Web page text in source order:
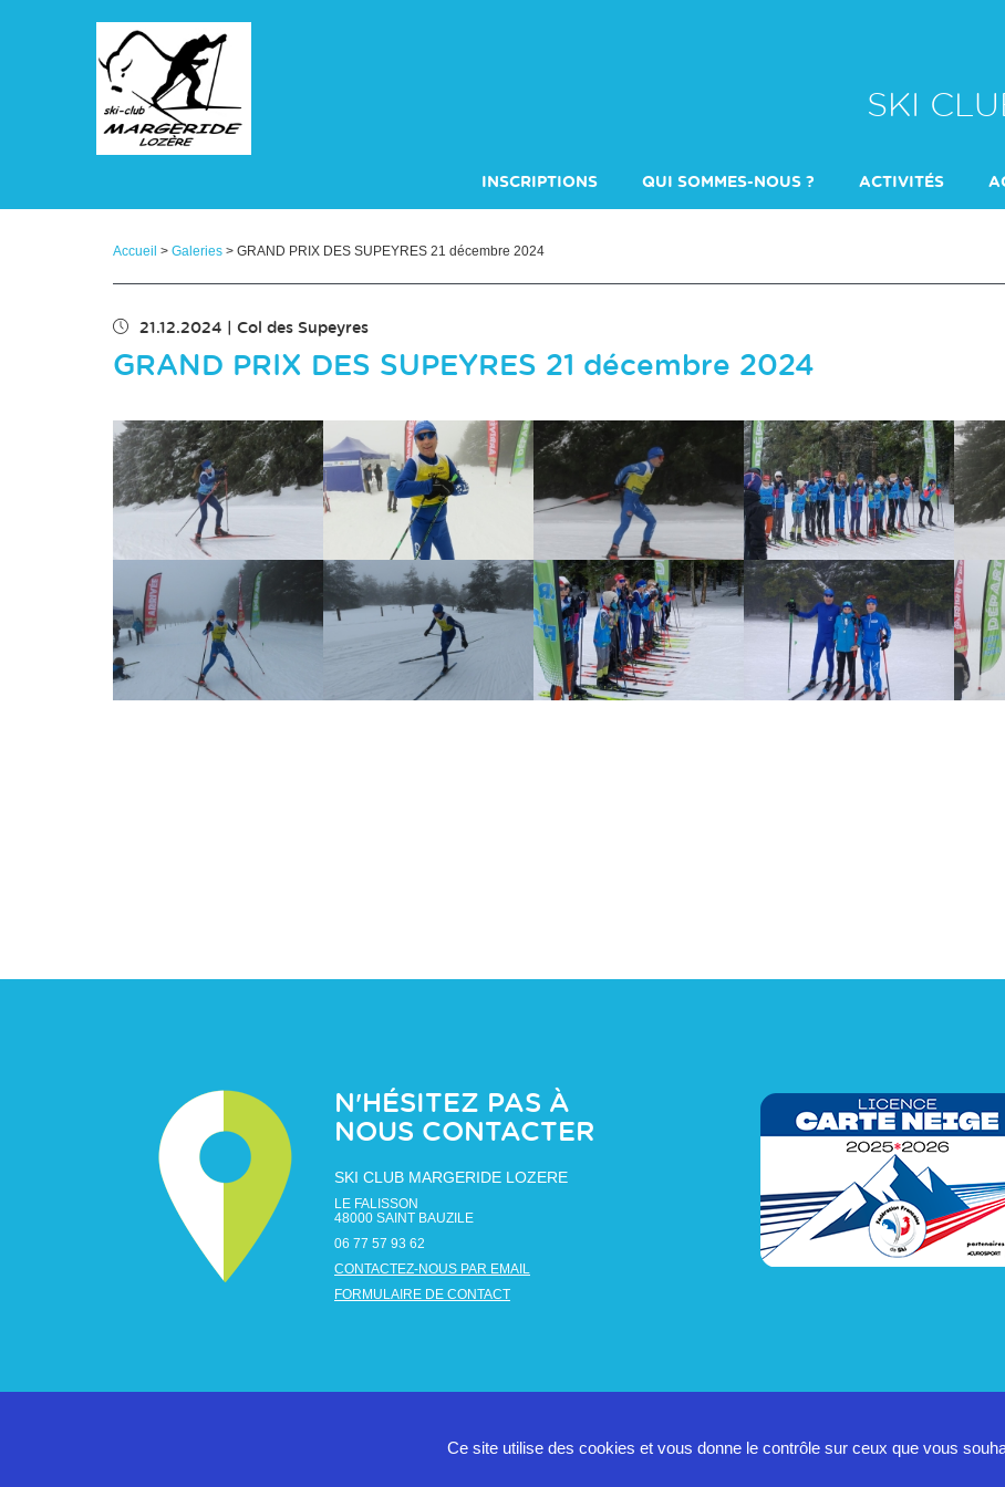
SKI
INSCRIPTIONS QUI SOMMES-NOUS ? ACTIVITÉS
Accueil > Galeries > GRAND PRIX DES SUPEYRES 21 décembre 2024
21.12.2024 Col des Supeyres
GRAND PRIX DES SUPEYRES 21 décembre 2024
Chargement des images en cours...
N'HÉSITEZ PAS À
NOUS CONTACTER
SKI CLUB MARGERIDE LOZERE
LE FALISSON
48000 SAINT BAUZILE
06 77 57 93 62
CONTACTEZ-NOUS PAR EMAIL
FORMULAIRE DE CONTACT
Ce site utilise des cookies et vous donne le contrôle sur ceux que vous